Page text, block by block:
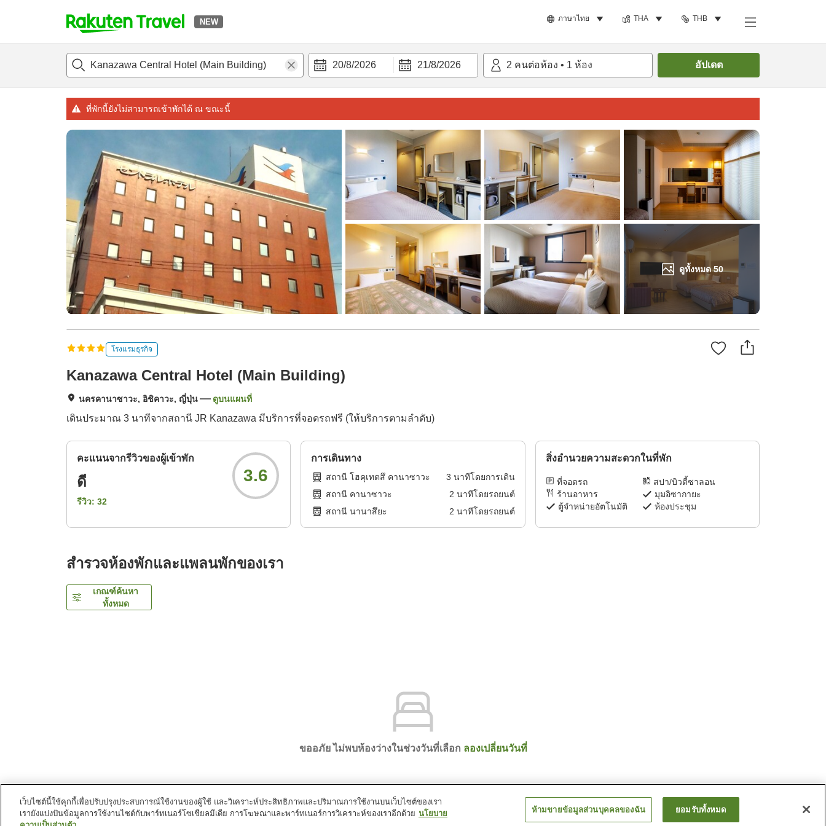
NEW ภาษาไทย THA THB
t
p
c
20/8/2026 21/8/2026 2 คนต่อห้อง • 1 ห้อง อัปเดต
ที่พักนี้ยังไม่สามารถเข้าพักได้ ณ ขณะนี้
ดูทั้งหมด50
แนะนำที่พักห้องพักและแพลนพักรีวิว ไฮไลต์ สิ่่งอำนวยความสะดวก ค้นหาห้องพัก
โรงแรมธุรกิจ
Kanazawa Central Hotel (Main Building)
นครคานาซาวะ, อิชิคาวะ, ญี่ปุ่น ดูบนแผนที่
เดินประมาณ 3 นาทีจากสถานี JR Kanazawa มีบริการที่จอดรถฟรี (ให้บริการตามลำดับ)
คะแนนจากรีวิวของผู้เข้าพัก
ดี
รีวิว: 32
3.6
การเดินทาง
สถานี โฮคุเทตสึ คานาซาวะ 3 นาทีโดยการเดิน
สถานี คานาซาวะ
2 นาทีโดยรถยนต์
สถานี นานาสึยะ
2 นาทีโดยรถยนต์
สิ่งอำนวยความสะดวกในที่พัก
ที่จอดรถ
สปา/บิวตี้ซาลอน
ร้านอาหาร
มุมอิซากายะ
ตู้จำหน่ายอัตโนมัติ
ห้องประชุม
สำรวจห้องพักและแพลนพักของเรา
เกณฑ์ค้นหา
ทั้งหมด
ขออภัย ไม่พบห้องว่างในช่วงวันที่เลือก ลองเปลี่ยนวันที่
หน้าแรก
เว็บไซต์นี้ใช้คุกกี้เพื่อปรับปรุงประสบการณ์ใช้งานของผู้ใช้ และวิเคราะห์ประสิทธิภาพและปริมาณการใช้งานบนเว็บไซต์ของเรา
เรายังแบ่งปันข้อมูลการใช้งานไซต์กับพาร์ทเนอร์โซเชียลมีเดีย การโฆษณาและพาร์ทเนอร์การวิเคราะห์ของเราอีกด้วย นโยบาย
ห้ามขายข้อมูลส่วนบุคคลของฉัน ยอมรับทั้งหมด